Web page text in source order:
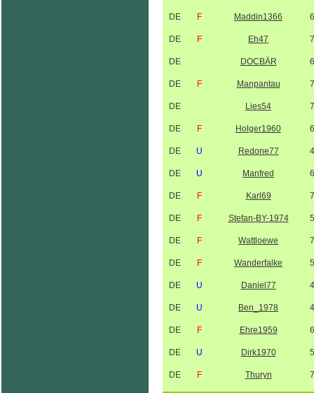
DE F Maddin1366
DE F Eh47
DE DOCBÄR
DE F Manpantau
DE Lies54
DE F Holger1960
DE U Redone77
DE U Manfred
DE F Karl69
DE F Stefan-BY-1974
DE F Wattloewe
DE F Wanderfalke
DE U Daniel77
DE U Ben_1978
DE F Ehre1959
DE U Dirk1970
DE F Thuryn